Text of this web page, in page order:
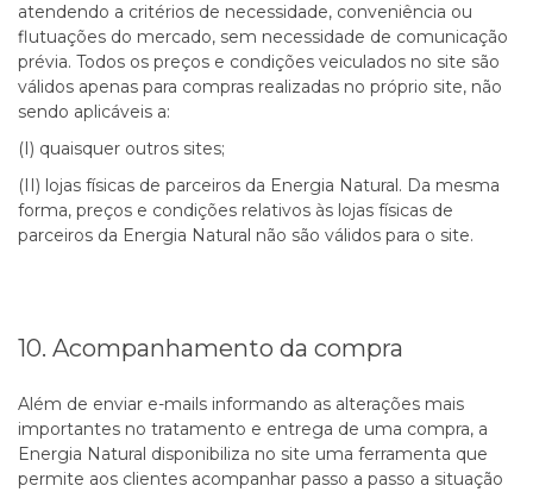
atendendo a critérios de necessidade, conveniência ou
flutuações do mercado, sem necessidade de comunicação
prévia. Todos os preços e condições veiculados no site são
válidos apenas para compras realizadas no próprio site, não
sendo aplicáveis a:
(I) quaisquer outros sites;
(II) lojas físicas de parceiros da Energia Natural. Da mesma
forma, preços e condições relativos às lojas físicas de
parceiros da Energia Natural não são válidos para o site.
10. Acompanhamento da compra
Além de enviar e-mails informando as alterações mais
importantes no tratamento e entrega de uma compra, a
Energia Natural disponibiliza no site uma ferramenta que
permite aos clientes acompanhar passo a passo a situação